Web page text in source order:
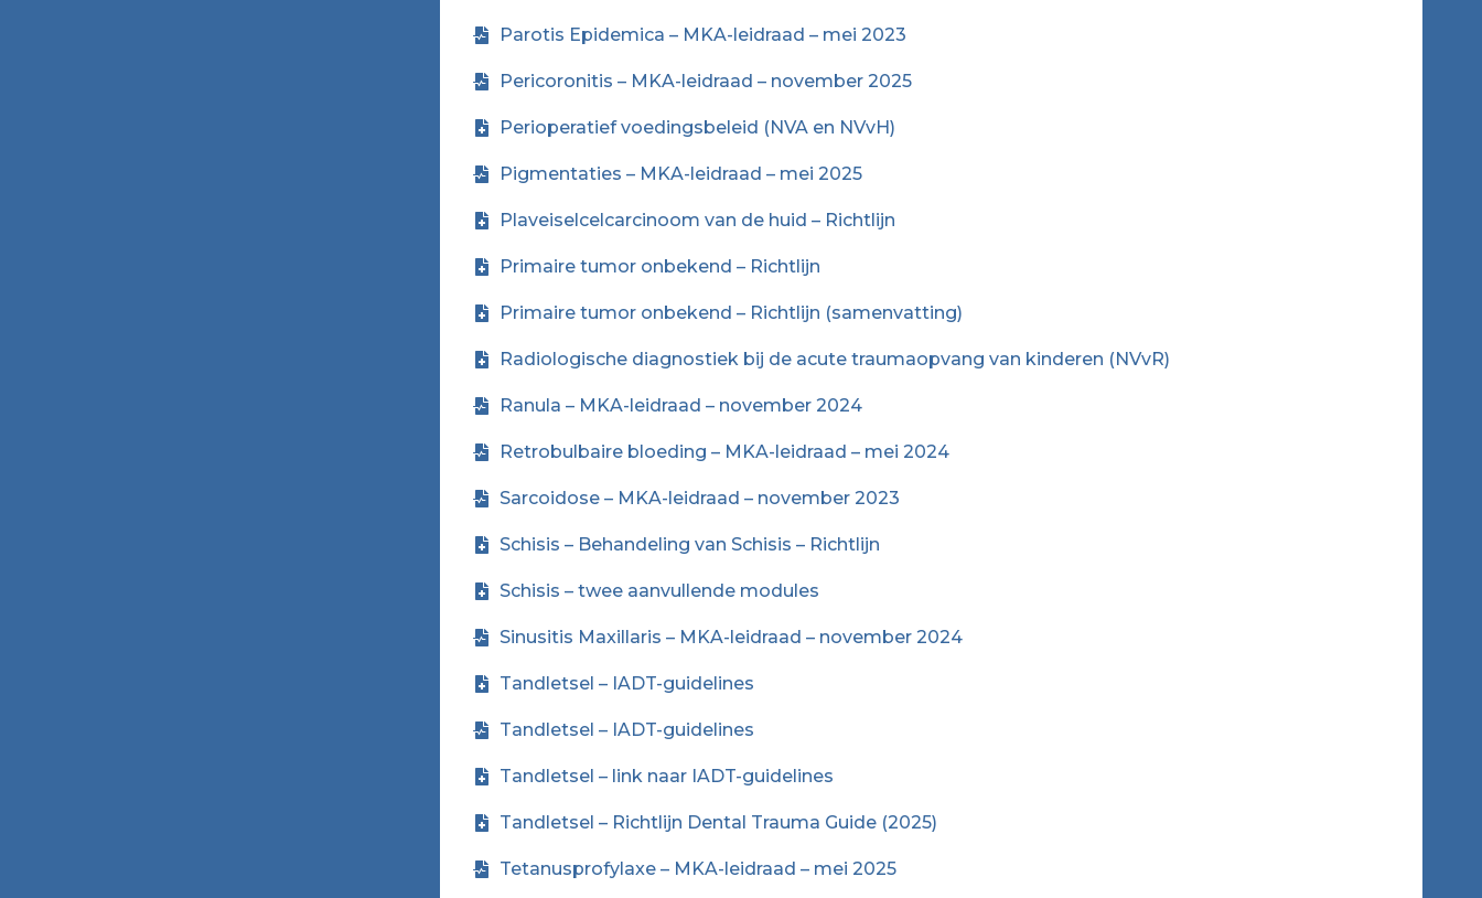
Parotis Epidemica – MKA-leidraad – mei 2023
Pericoronitis – MKA-leidraad – november 2025
Perioperatief voedingsbeleid (NVA en NVvH)
Pigmentaties – MKA-leidraad – mei 2025
Plaveiselcelcarcinoom van de huid – Richtlijn
Primaire tumor onbekend – Richtlijn
Primaire tumor onbekend – Richtlijn (samenvatting)
Radiologische diagnostiek bij de acute traumaopvang van kinderen (NVvR)
Ranula – MKA-leidraad – november 2024
Retrobulbaire bloeding – MKA-leidraad – mei 2024
Sarcoidose – MKA-leidraad – november 2023
Schisis – Behandeling van Schisis – Richtlijn
Schisis – twee aanvullende modules
Sinusitis Maxillaris – MKA-leidraad – november 2024
Tandletsel – IADT-guidelines
Tandletsel – IADT-guidelines
Tandletsel – link naar IADT-guidelines
Tandletsel – Richtlijn Dental Trauma Guide (2025)
Tetanusprofylaxe – MKA-leidraad – mei 2025